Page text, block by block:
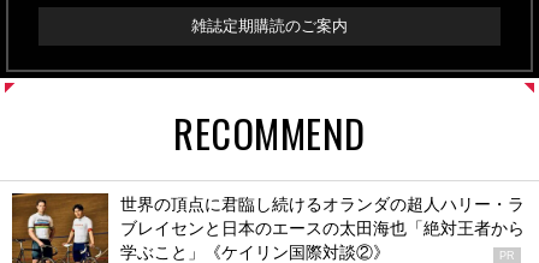
雑誌定期購読のご案内
RECOMMEND
世界の頂点に君臨し続けるオランダの超人ハリー・ラ
ブレイセンと日本のエースの太田海也「絶対王者から
学ぶこと」《ケイリン国際対談②》
PR